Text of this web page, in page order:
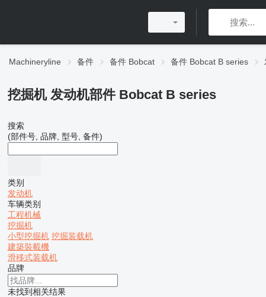
Machineryline 备件 备件 Bobcat 备件 Bobcat B series
挖掘机 发动机部件 Bobcat B series
搜索
(部件号, 品牌, 型号, 备件)
类别
发动机
车辆类别
工程机械
挖掘机
小型挖掘机 挖掘装载机
建築裝載機
滑移式装载机
品牌
未找到相关结果